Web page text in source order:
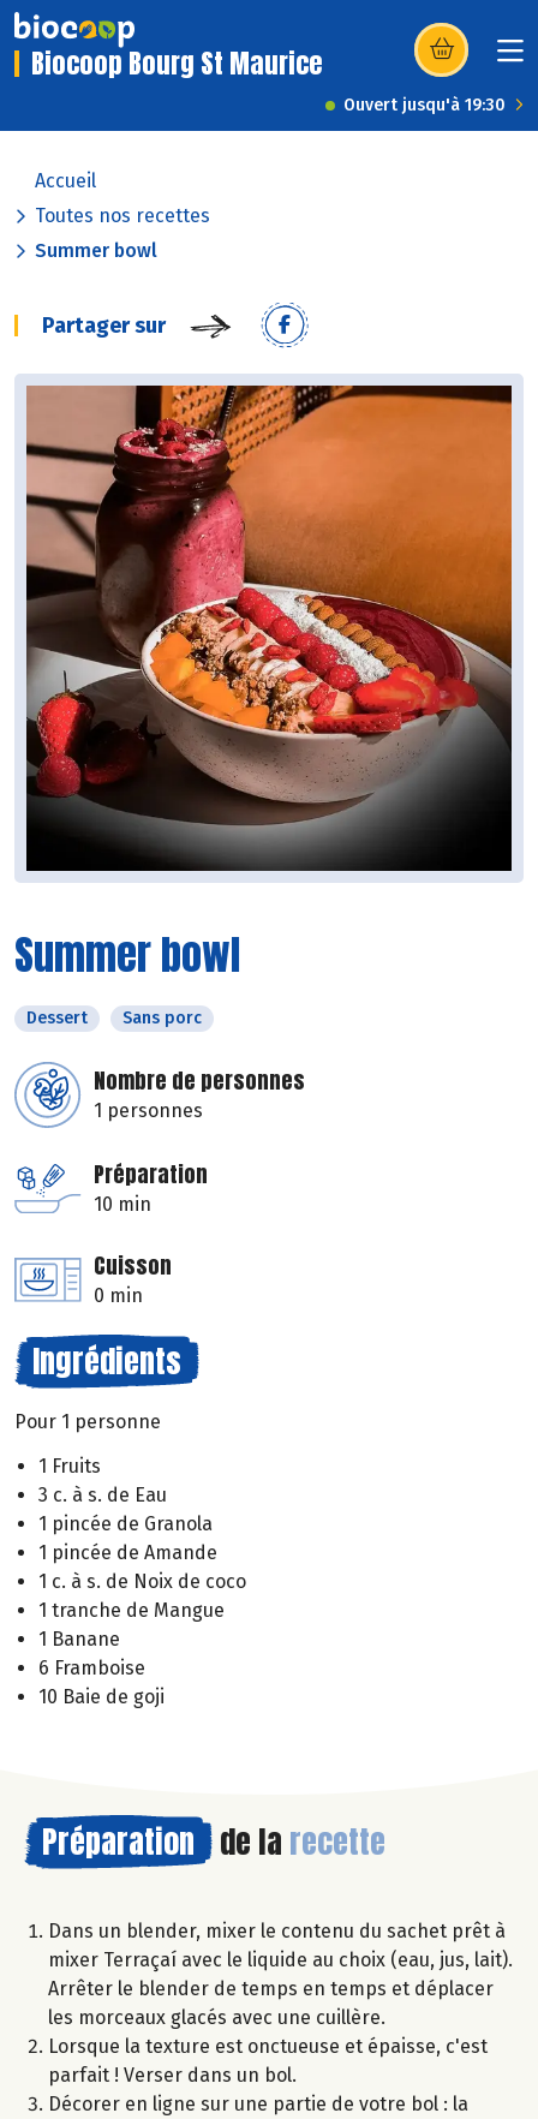
Biocoop Bourg St Maurice (s’ouvre dans
Ouvert jusqu'à 19:30
Accueil
Toutes nos recettes
Summer bowl
Partager sur
Summer bowl
Dessert Sans porc
Nombre de personnes
1 personnes
Préparation
10 min
Cuisson
0 min
Ingrédients
Pour 1 personne
1 Fruits
3 c. à s. de Eau
1 pincée de Granola
1 pincée de Amande
1 c. à s. de Noix de coco
1 tranche de Mangue
1 Banane
6 Framboise
10 Baie de goji
Préparation de la recette
Dans un blender, mixer le contenu du sachet prêt à
mixer Terraçaí avec le liquide au choix (eau, jus, lait).
Arrêter le blender de temps en temps et déplacer
les morceaux glacés avec une cuillère.
Lorsque la texture est onctueuse et épaisse, c'est
parfait ! Verser dans un bol.
Décorer en ligne sur une partie de votre bol : la